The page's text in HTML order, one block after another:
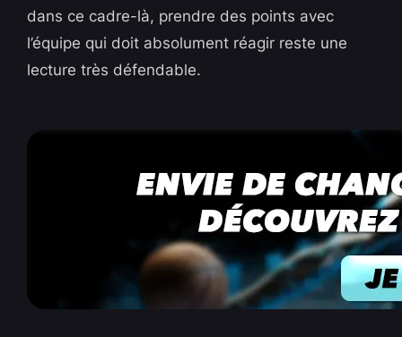
dans ce cadre-là, prendre des points avec
l’équipe qui doit absolument réagir reste une
lecture très défendable.